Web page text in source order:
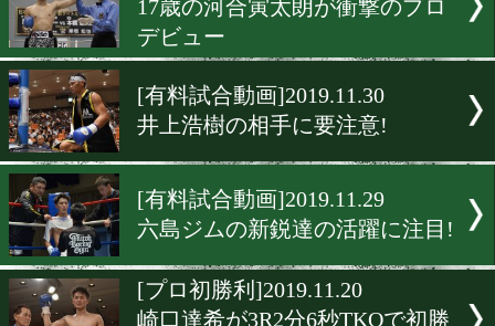
[試合結果]2019.12.15
平井大輝がプロデビュー戦
せた!
[試合結果]2019.12.15
デビュー
[有料試合動画]2019.11.30